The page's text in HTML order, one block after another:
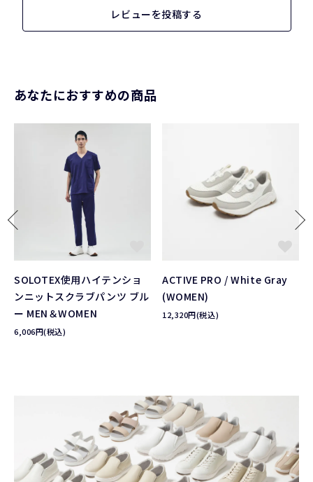
レビューを投稿する
あなたにおすすめの商品
SOLOTEX使用ハイテンショ
ンニットスクラブパンツ ブル
ー MEN＆WOMEN
6,006円(税込)
ACTIVE PRO / White Gray
(WOMEN)
12,320円(税込)